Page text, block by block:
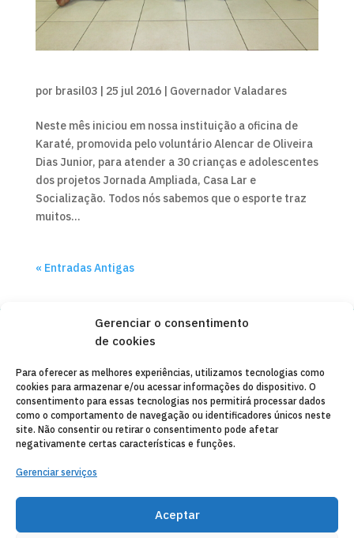
Gerenciar o consentimento
de cookies
Para oferecer as melhores experiências, utilizamos tecnologias como
cookies para armazenar e/ou acessar informações do dispositivo. O
consentimento para essas tecnologias nos permitirá processar dados
como o comportamento de navegação ou identificadores únicos neste
site. Não consentir ou retirar o consentimento pode afetar
negativamente certas características e funções.
Gerenciar serviços
Aceptar
por brasil03| 25 jul 2016| Governador Valadares
Neste mês iniciou em nossa instituição a oficina de
Karaté, promovida pelo voluntário Alencar de Oliveira
Dias Junior, para atender a 30 crianças e adolescentes
dos projetos Jornada Ampliada, Casa Lar e
Socialização. Todos nós sabemos que o esporte traz
muitos...
« Entradas Antigas
Copyleft 2025
AVISO LEGAL
POLÍTICA DE PRIVACIDADE
ENTIDADES COLABORADORAS